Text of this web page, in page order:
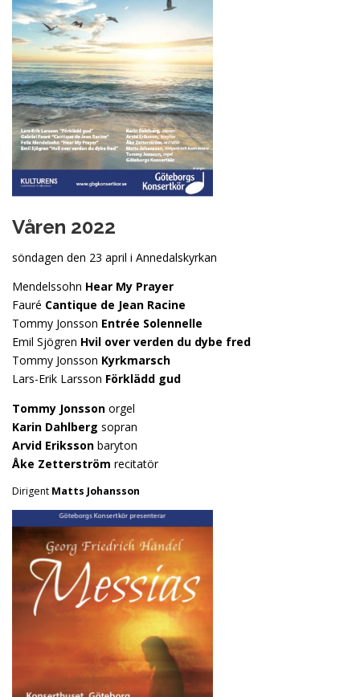
Våren 2022
söndagen den 23 april i Annedalskyrkan
Mendelssohn Hear My Prayer
Fauré Cantique de Jean Racine
Tommy Jonsson Entrée Solennelle
Emil Sjögren Hvil over verden du dybe fred
Tommy Jonsson Kyrkmarsch
Lars-Erik Larsson Förklädd gud
Tommy Jonsson orgel
Karin Dahlberg sopran
Arvid Eriksson baryton
Åke Zetterström recitatör
Dirigent Matts Johansson